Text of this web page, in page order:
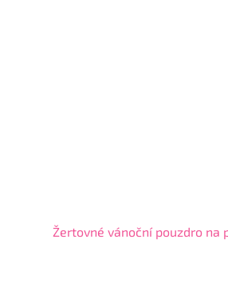
Žertovné vánoční pouzdro na